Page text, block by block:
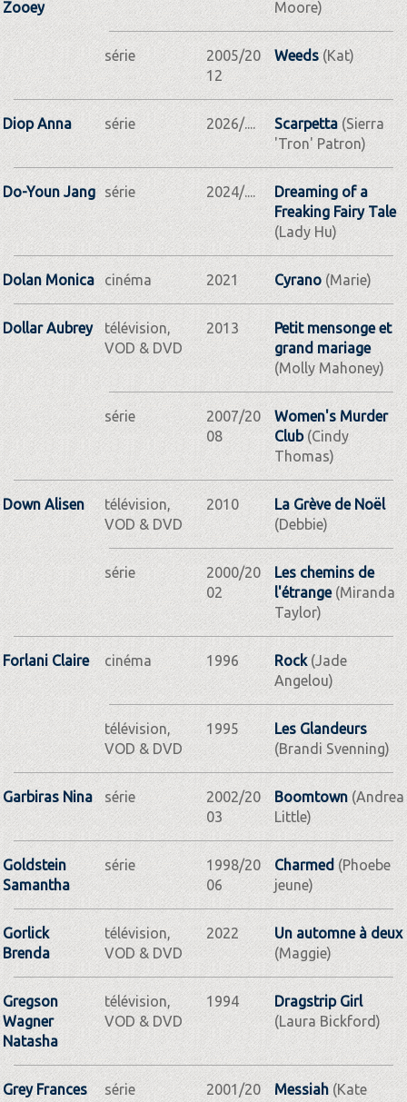
Zooey
Moore)
série
2005/20
12
Weeds(Kat)
Diop Anna série 2026/.... Scarpetta(Sierra
'Tron' Patron)
Do-Youn Jang série 2024/....
Dreaming of a
Freaking Fairy Tale
(Lady Hu)
Dolan Monica cinéma 2021 Cyrano(Marie)
Dollar Aubrey
télévision,
VOD & DVD
2013
Petit mensonge et
grand mariage
(Molly Mahoney)
série
2007/20
08
Women's Murder
Club(Cindy
Thomas)
Down Alisen
télévision,
VOD & DVD
2010
La Grève de Noël
(Debbie)
série
2000/20
02
Les chemins de
l'étrange(Miranda
Taylor)
Forlani Claire cinéma 1996 Rock(Jade
Angelou)
télévision,
VOD & DVD
1995
Les Glandeurs
(Brandi Svenning)
Garbiras Nina série
2002/20
03
Boomtown(Andrea
Little)
Goldstein
Samantha
série
1998/20
06
Charmed (Phoebe
jeune)
Gorlick
Brenda
télévision,
VOD & DVD
2022
Un automne à deux
(Maggie)
Gregson
Wagner
Natasha
télévision,
VOD & DVD
1994
Dragstrip Girl
(Laura Bickford)
Grey Frances série
2001/20
Messiah(Kate